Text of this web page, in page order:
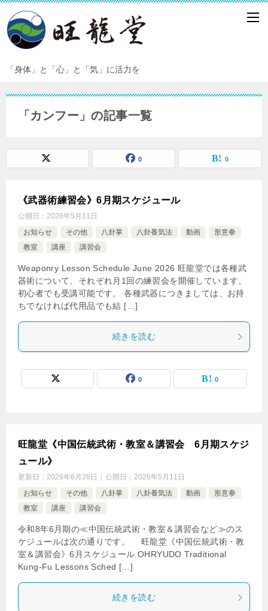
「身体」と「心」と「気」に活力を
「カンフー」の記事一覧
0 0
《武器術練習会》6月期スケジュール
公開日： 2026年5月11日
お知らせ
その他 八卦掌 八卦養気法 動画
形意拳
教室
講座 講習会
Weaponry Lesson Schedule June 2026 旺龍堂では各種武
器術について、それぞれ月1回の練習会を開催しています。
初心者でも受講可能です。 各種武器につきましては、お持
ちでなければ代用品でも結 […]
続きを読む
0 0
旺龍堂《中国伝統武術・教室＆講習会 6月期スケジ
ュール》
更新日： 2026年6月26日 公開日： 2026年5月11日
お知らせ
その他 八卦掌 八卦養気法 動画
形意拳
教室
講座 講習会
令和8年6月期の≪中国伝統武術・教室＆講習会など≫のス
ケジュールは次の通りです。 旺龍堂《中国伝統武術・教
室＆講習会》6月スケジュール OHRYUDO Traditional
Kung-Fu Lessons Sched […]
続きを読む